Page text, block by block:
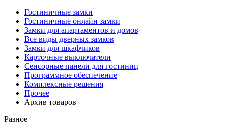
Гостиничные замки
Гостиничные онлайн замки
Замки для апартаментов и домов
Все виды дверных замков
Замки для шкафчиков
Карточные выключатели
Сенсорные панели для гостиниц
Программное обеспечение
Комплексные решения
Прочее
Архив товаров
Разное